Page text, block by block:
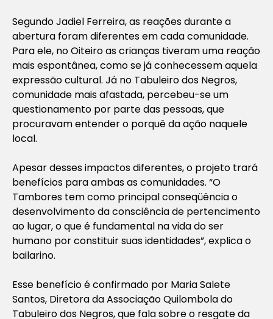
Segundo Jadiel Ferreira, as reações durante a
abertura foram diferentes em cada comunidade.
Para ele, no Oiteiro as crianças tiveram uma reação
mais espontânea, como se já conhecessem aquela
expressão cultural. Já no Tabuleiro dos Negros,
comunidade mais afastada, percebeu-se um
questionamento por parte das pessoas, que
procuravam entender o porquê da ação naquele
local.
Apesar desses impactos diferentes, o projeto trará
benefícios para ambas as comunidades. “O
Tambores tem como principal conseqüência o
desenvolvimento da consciência de pertencimento
ao lugar, o que é fundamental na vida do ser
humano por constituir suas identidades”, explica o
bailarino.
Esse benefício é confirmado por Maria Salete
Santos, Diretora da Associação Quilombola do
Tabuleiro dos Negros, que fala sobre o resgate da